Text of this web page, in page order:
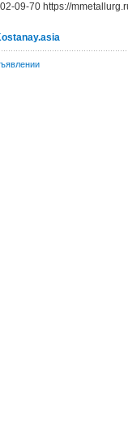
09-70 https://